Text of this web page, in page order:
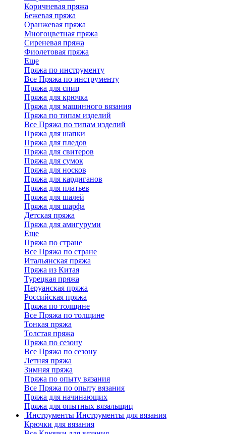
Коричневая пряжа
Бежевая пряжа
Оранжевая пряжа
Многоцветная пряжа
Сиреневая пряжа
Фиолетовая пряжа
Еще
Пряжа по инструменту
Все Пряжа по инструменту
Пряжа для спиц
Пряжа для крючка
Пряжа для машинного вязания
Пряжа по типам изделий
Все Пряжа по типам изделий
Пряжа для шапки
Пряжа для пледов
Пряжа для свитеров
Пряжа для сумок
Пряжа для носков
Пряжа для кардиганов
Пряжа для платьев
Пряжа для шалей
Пряжа для шарфа
Детская пряжа
Пряжа для амигуруми
Еще
Пряжа по стране
Все Пряжа по стране
Итальянская пряжа
Пряжа из Китая
Турецкая пряжа
Перуанская пряжа
Российская пряжа
Пряжа по толщине
Все Пряжа по толщине
Тонкая пряжа
Толстая пряжа
Пряжа по сезону
Все Пряжа по сезону
Летняя пряжа
Зимняя пряжа
Пряжа по опыту вязания
Все Пряжа по опыту вязания
Пряжа для начинающих
Пряжа для опытных вязальщиц
Инструменты Инструменты для вязания
Крючки для вязания